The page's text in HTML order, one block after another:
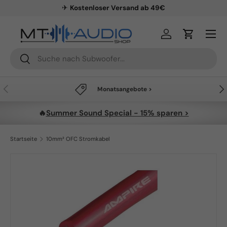
✈ Kostenloser Versand ab 49€
Suchen
Suchen
Einloggen
Menü
Vorherige Monatsangebote >
🔥Summer Sound Special - 15% sparen >
Startseite 10mm² OFC Stromkabel
Zu Produktinformationen springen